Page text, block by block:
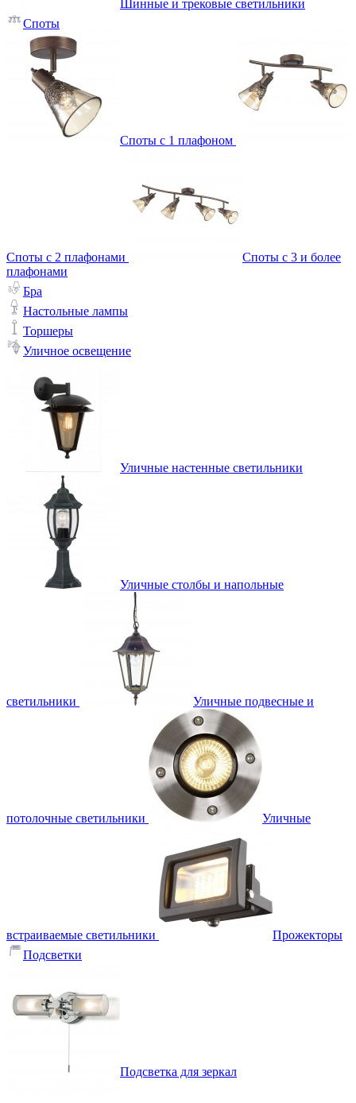
Шинные и трековые светильники
Споты
Споты с 1 плафоном
Споты с 2 плафонами
Споты с 3 и более
плафонами
Бра
Настольные лампы
Торшеры
Уличное освещение
Уличные настенные светильники
Уличные столбы и напольные
светильники Уличные подвесные и
потолочные светильники Уличные
встраиваемые светильники
Прожекторы
Подсветки
Подсветка для зеркал